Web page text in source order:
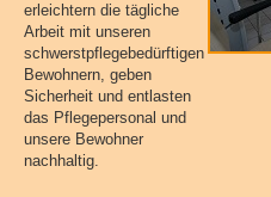
erleichtern die tägliche
Arbeit mit unseren
schwerstpflegebedürftigen
Bewohnern, geben
Sicherheit und entlasten
das Pflegepersonal und
unsere Bewohner
nachhaltig.